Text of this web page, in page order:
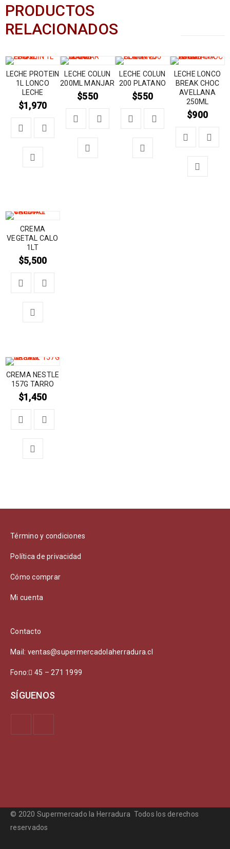
PRODUCTOS
RELACIONADOS
LECHE PROTEIN
1L LONCO
LECHE
$1,970
LECHE COLUN
200ML MANJAR
$550
LECHE COLUN
200 PLATANO
$550
LECHE LONCO
BREAK CHOC
AVELLANA
250ML
$900
CREMA
VEGETAL CALO
1LT
$5,500
CREMA NESTLE
157G TARRO
$1,450
Término y condiciones
Política de privacidad
Cómo comprar
Mi cuenta
Contacto
Mail: ventas@supermercadolaherradura.cl
Fono: 45 – 271 1999
SÍGUENOS
© 2020 Supermercado la Herradura Todos los derechos
reservados